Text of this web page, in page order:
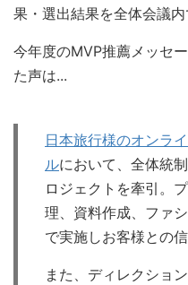
果・選出結果を全体会議内
今年度のMVP推薦メッセ
た声は...
日本旅行様のオンラ
ルにおいて、全体統
ロジェクトを牽引。
理、資料作成、ファ
で実施しお客様との信
また、ディレクショ